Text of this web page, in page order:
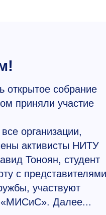
собрание
приняли участие
организаци​и,
активисты НИТУ
Тоноян, студент
с представителями
участвуют
«МИСиС». Далее...